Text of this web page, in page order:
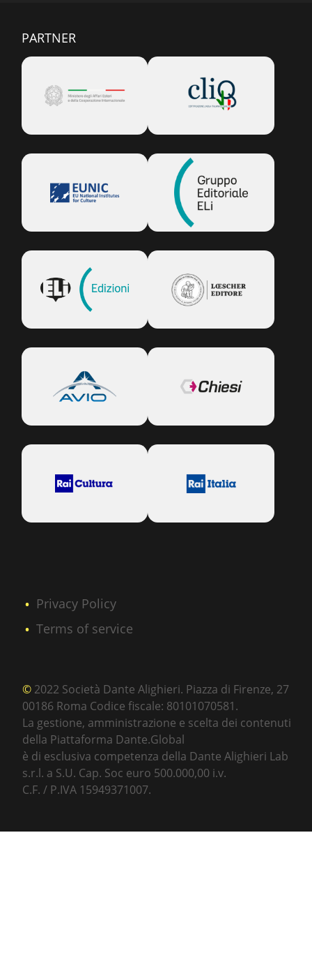
PARTNER
Privacy Policy
Terms of service
© 2022 Società Dante Alighieri. Piazza di Firenze, 27
00186 Roma Codice fiscale: 80101070581.
La gestione, amministrazione e scelta dei contenuti
della Piattaforma Dante.Global
è di esclusiva competenza della Dante Alighieri Lab
s.r.l. a S.U. Cap. Soc euro 500.000,00 i.v.
C.F. / P.IVA 15949371007.